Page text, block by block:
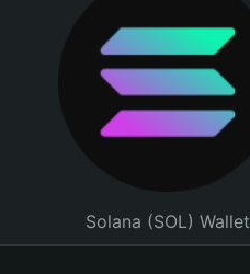
Solana (SOL) Wallet